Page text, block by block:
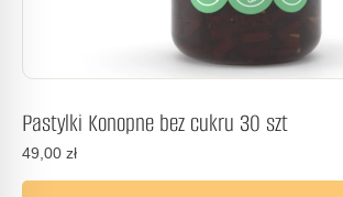
Pastylki Konopne bez cukru 30 szt
49,00 zł